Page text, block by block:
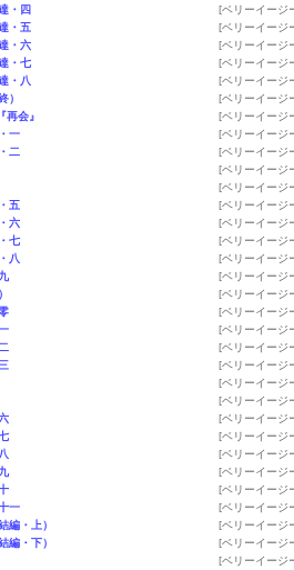
・四
[ベリーイージ
・五
[ベリーイージ
・六
[ベリーイージ
・七
[ベリーイージ
・八
[ベリーイージ
）
[ベリーイージ
再会』
[ベリーイージ
一
[ベリーイージ
二
[ベリーイージ
[ベリーイージ
[ベリーイージ
五
[ベリーイージ
六
[ベリーイージ
七
[ベリーイージ
八
[ベリーイージ
[ベリーイージ
[ベリーイージ
[ベリーイージ
[ベリーイージ
[ベリーイージ
[ベリーイージ
[ベリーイージ
[ベリーイージ
[ベリーイージ
[ベリーイージ
[ベリーイージ
[ベリーイージ
[ベリーイージ
一
[ベリーイージ
編・上）
[ベリーイージ
編・下）
[ベリーイージ
[ベリーイージ